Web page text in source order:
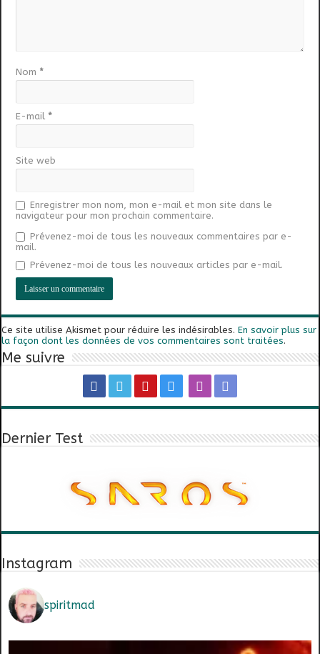
Nom *
E-mail *
Site web
Enregistrer mon nom, mon e-mail et mon site dans le
navigateur pour mon prochain commentaire.
Prévenez-moi de tous les nouveaux commentaires par e-
mail.
Prévenez-moi de tous les nouveaux articles par e-mail.
Ce site utilise Akismet pour réduire les indésirables.En savoir plus sur
la façon dont les données de vos commentaires sont traitées.
Me suivre
Dernier Test
Instagram
spiritmad